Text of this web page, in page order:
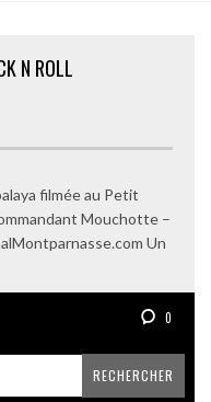
N ROLL
filmée au Petit
Mouchotte –
Un
0